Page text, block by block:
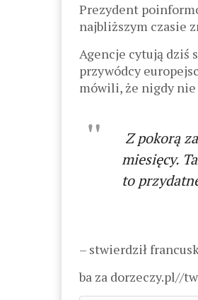
Prezydent
najbliższym czasie
Agencje cytują dziś
przywódcy
mówili, że nigdy nie
Z pokorą
miesięcy.
to
– stwierdził
ba za dorzeczy.pl//